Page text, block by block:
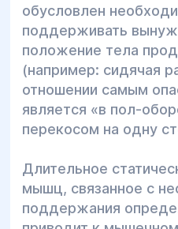
обусловлен
поддерживать
положение тела
(например: сидячая
отношении самым
является «в пол-
перекосом на одну
Длительное
мышц, связанное с
поддержания